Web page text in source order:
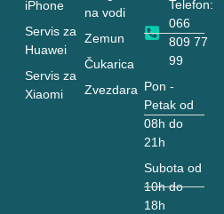
na vodi
Zemun
Čukarica
Zvezdara
iPhone
Servis za
Huawei
Servis za
Xiaomi
Telefon:
066
809 77
99
Pon -
Petak od
08h do
21h
Subota od
10h do
18h